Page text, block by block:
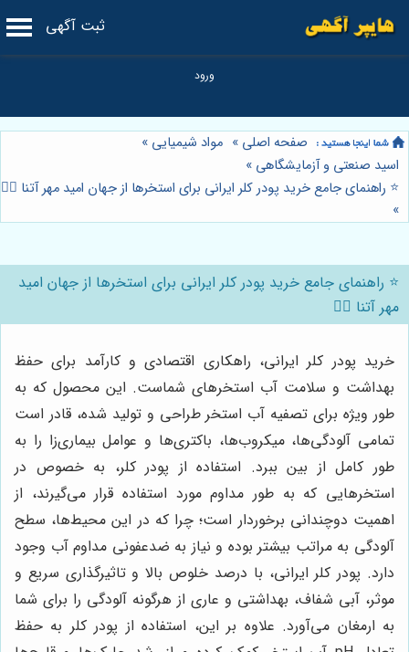
ثبت آگهی
صفحه اصلی » مواد شیمیایی »
اسید صنعتی و آزمایشگاهی »
⭐️ راهنمای جامع خرید پودر کلر ایرانی برای استخرها از جهان امید مهر آتنا 🏊‍♂️
»
⭐️ راهنمای جامع خرید پودر کلر ایرانی برای استخرها از جهان امید
مهر آتنا 🏊‍♂️
خرید پودر کلر ایرانی، راهکاری اقتصادی و کارآمد برای حفظ
بهداشت و سلامت آب استخرهای شماست. این محصول که به
طور ویژه برای تصفیه آب استخر طراحی و تولید شده، قادر است
تمامی آلودگی‌ها، میکروب‌ها، باکتری‌ها و عوامل بیماری‌زا را به
طور کامل از بین ببرد. استفاده از پودر کلر، به خصوص در
استخرهایی که به طور مداوم مورد استفاده قرار می‌گیرند، از
اهمیت دوچندانی برخوردار است؛ چرا که در این محیط‌ها، سطح
آلودگی به مراتب بیشتر بوده و نیاز به ضدعفونی مداوم آب وجود
دارد. پودر کلر ایرانی، با درصد خلوص بالا و تاثیرگذاری سریع و
موثر، آبی شفاف، بهداشتی و عاری از هرگونه آلودگی را برای شما
به ارمغان می‌آورد. علاوه بر این، استفاده از پودر کلر به حفظ